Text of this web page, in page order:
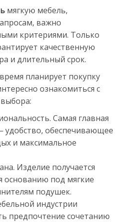
мягкую мебель,
важно
критериями. Только
качественную
и длительный срок.
планирует покупку
ознакомиться с
Самая главная
удобство, обеспечивающее
и максимальное
Изделие получается
основанию под мягкие
подушек.
индустрии
предпочтение сочетанию